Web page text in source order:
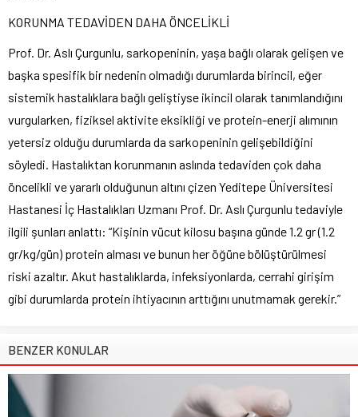
KORUNMA TEDAVİDEN DAHA ÖNCELİKLİ
Prof. Dr. Aslı Çurgunlu, sarkopeninin, yaşa bağlı olarak gelişen ve
başka spesifik bir nedenin olmadığı durumlarda birincil, eğer
sistemik hastalıklara bağlı geliştiyse ikincil olarak tanımlandığını
vurgularken, fiziksel aktivite eksikliği ve protein-enerji alımının
yetersiz olduğu durumlarda da sarkopeninin gelişebildiğini
söyledi. Hastalıktan korunmanın aslında tedaviden çok daha
öncelikli ve yararlı olduğunun altını çizen Yeditepe Üniversitesi
Hastanesi İç Hastalıkları Uzmanı Prof. Dr. Aslı Çurgunlu tedaviyle
ilgili şunları anlattı: “Kişinin vücut kilosu başına günde 1.2 gr (1.2
gr/kg/gün) protein alması ve bunun her öğüne bölüştürülmesi
riski azaltır. Akut hastalıklarda, infeksiyonlarda, cerrahi girişim
gibi durumlarda protein ihtiyacının arttığını unutmamak gerekir.”
BENZER KONULAR